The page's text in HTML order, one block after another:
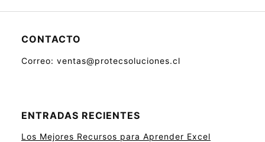
CONTACTO
Correo: ventas@protecsoluciones.cl
ENTRADAS RECIENTES
Los Mejores Recursos para Aprender Excel